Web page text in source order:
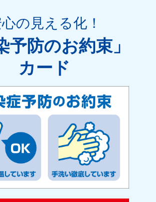
の見える化！
予防のお約束」
カード